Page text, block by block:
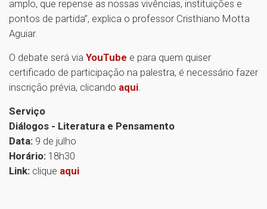
amplo, que repense as nossas vivências, instituições e
pontos de partida”, explica o professor Cristhiano Motta
Aguiar.
O debate será via YouTube e para quem quiser
certificado de participação na palestra, é necessário fazer
inscrição prévia, clicando aqui
Serviço
Diálogos - Literatura e Pensamento
Data: 9 de julho
Horário: 18h30
Link: clique aqui